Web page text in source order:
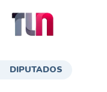
DIPUTADOS